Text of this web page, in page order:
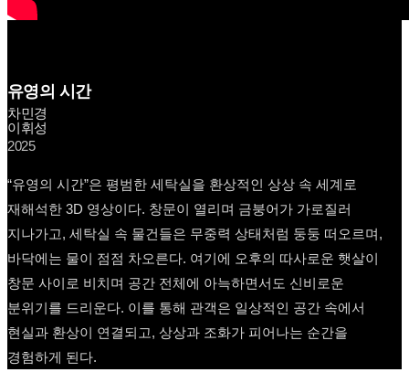
유영의 시간
차민경
이휘성
2025
“유영의 시간”은 평범한 세탁실을 환상적인 상상 속 세계로
재해석한 3D 영상이다. 창문이 열리며 금붕어가 가로질러
지나가고, 세탁실 속 물건들은 무중력 상태처럼 둥둥 떠오르며,
바닥에는 물이 점점 차오른다. 여기에 오후의 따사로운 햇살이
창문 사이로 비치며 공간 전체에 아늑하면서도 신비로운
분위기를 드리운다. 이를 통해 관객은 일상적인 공간 속에서
현실과 환상이 연결되고, 상상과 조화가 피어나는 순간을
경험하게 된다.